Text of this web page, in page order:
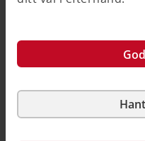
kulturhistoriskt
åtgärd. (MÖD
Att i två 20-
spröjsning ansågs inte
(MÖD 2019‑11‑28 P